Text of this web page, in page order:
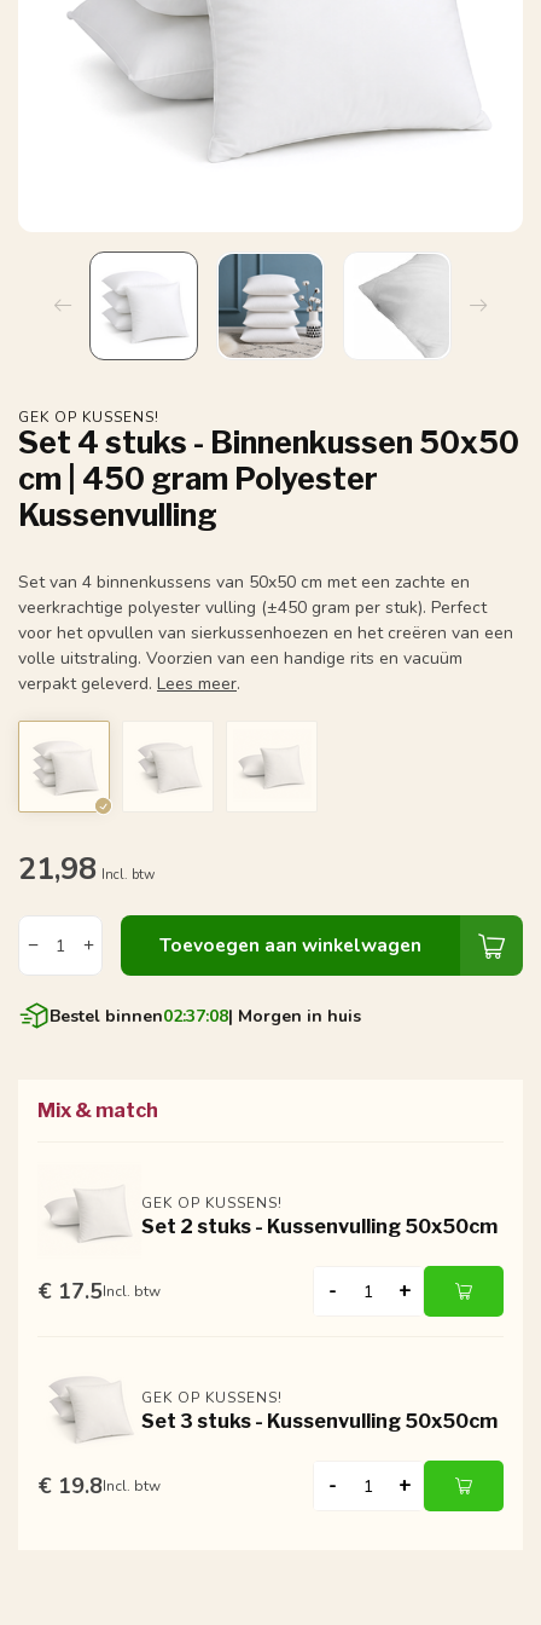
GEK OP KUSSENS!
Set 4 stuks - Binnenkussen 50x50
cm | 450 gram Polyester
Kussenvulling
Set van 4 binnenkussens van 50x50 cm met een zachte en
veerkrachtige polyester vulling (±450 gram per stuk). Perfect
voor het opvullen van sierkussenhoezen en het creëren van een
volle uitstraling. Voorzien van een handige rits en vacuüm
verpakt geleverd. Lees meer.
21,98 Incl. btw
Toevoegen aan winkelwagen
Bestel binnen02:37:07| Morgen in huis
Mix & match
GEK OP KUSSENS!
Set 2 stuks - Kussenvulling 50x50cm
€ 17.5Incl. btw - +
GEK OP KUSSENS!
Set 3 stuks - Kussenvulling 50x50cm
€ 19.8Incl. btw - +